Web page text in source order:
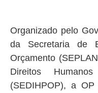
Organizado pelo
da Secretaria de
Orçamento
Direitos
(SEDIHPOP), a